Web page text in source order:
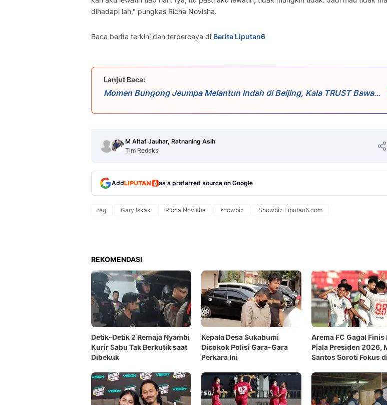
dihadapi lah," pungkas Richa Novisha.
Baca berita terkini dan terpercaya di Berita Liputan6
Lanjut Baca:
Momen Bungong Jeumpa Melantun Indah di Beijing, Kala TRUST Bawa
M Altaf Jauhar, Ratnaning Asih
Tim Redaksi
Add as a preferred source on Google
reg Gary Iskak Richa Novisha showbiz Showbiz Liputan6.com
REKOMENDASI
Detik-Detik 2 Remaja Nyambi
Kurir Sabu Tak Berkutik saat
Dibekuk
Kepala Desa Sukabumi
Dicokok Polisi Gara-Gara
Perkara Ini
Arema FC Gagal Finis
Piala Presiden 2026,
Santos Soroti Fokus di